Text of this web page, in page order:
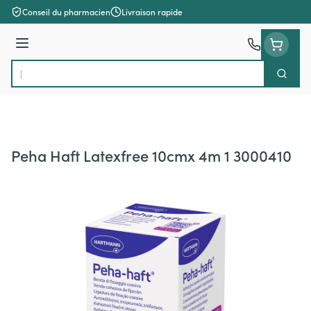
Aller au contenu
Conseil du pharmacien Livraison rapide
Menu
Rechercher
Peha Haft Latexfree 10cmx 4m 1 3000410